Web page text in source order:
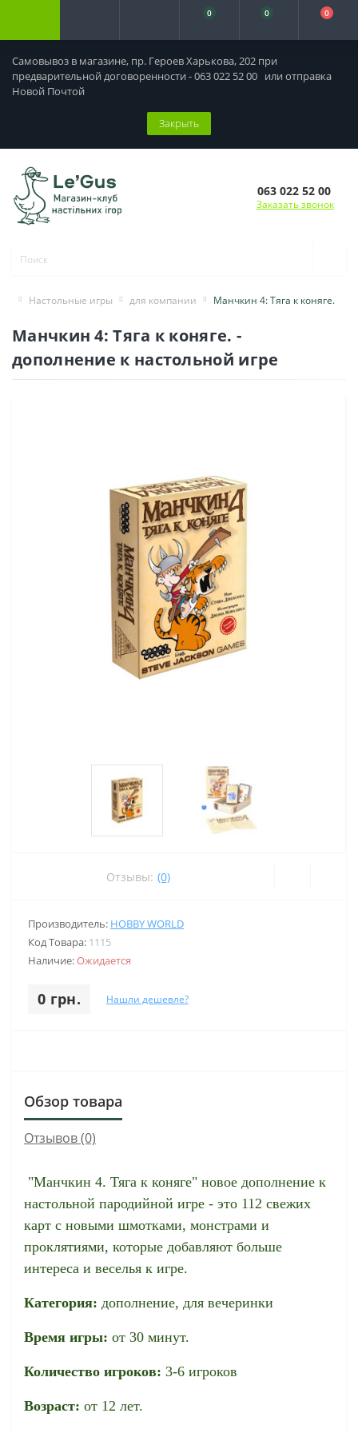
Самовывоз в магазине, пр. Героев Харькова, 202 при
предварительной договоренности - 063 022 52 00 или отправка
Новой Почтой
Закрыть
0 0 0
063 022 52 00
Заказать звонок
Настольные игры для компании Манчкин 4: Тяга к коняге.
Манчкин 4: Тяга к коняге. -
дополнение к настольной игре
Отзывы: (0)
Производитель: HOBBY WORLD
Код Товара: 1115
Наличие:Ожидается
0 грн. Нашли дешевле?
Обзор товара
Отзывов (0)
"Манчкин 4. Тяга к коняге" новое дополнение к
настольной пародийной игре - это 112 свежих
карт с новыми шмотками, монстрами и
проклятиями, которые добавляют больше
интереса и веселья к игре.
Категория: дополнение, для вечеринки
Время игры: от 30 минут.
Количество игроков: 3-6 игроков
Возраст: от 12 лет.